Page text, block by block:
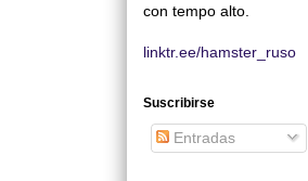
con tempo alto.
linktr.ee/hamster_ruso
Suscribirse
Entradas